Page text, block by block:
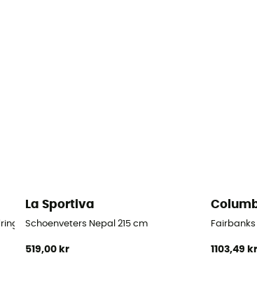
- Herr
La Sportiva
Schoenveters Nepal 215 cm
519,00 kr 1103,49 kr